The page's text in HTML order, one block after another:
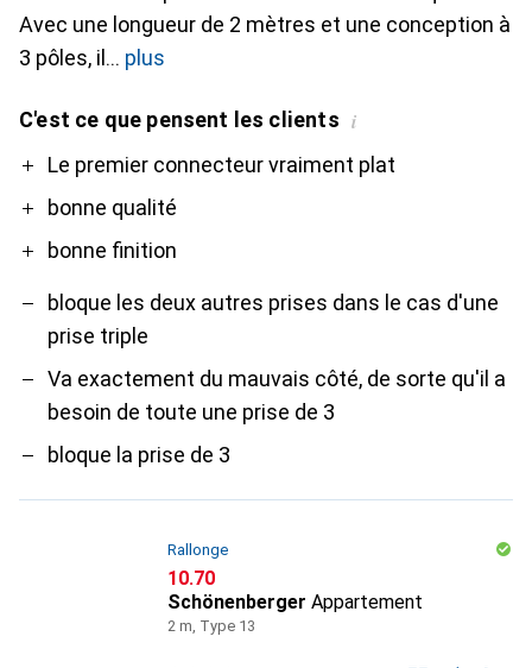
Avec une longueur de 2 mètres et une conception à
3 pôles, il
plus
C'est ce que pensent les clients i
ProLe premier connecteur vraiment plat
bonne qualité
bonne finition
Contre
bloque les deux autres prises dans le cas d'une
prise triple
Va exactement du mauvais côté, de sorte qu'il a
besoin de toute une prise de 3
bloque la prise de 3
Rallonge
CHF
10.70
Schönenberger Appartement
2 m, Type 13